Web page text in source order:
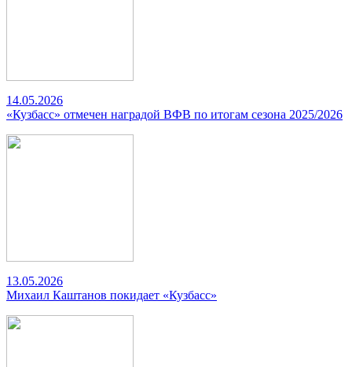
14.05.2026
«Кузбасс» отмечен наградой ВФВ по итогам сезона 2025/2026
13.05.2026
Михаил Каштанов покидает «Кузбасс»